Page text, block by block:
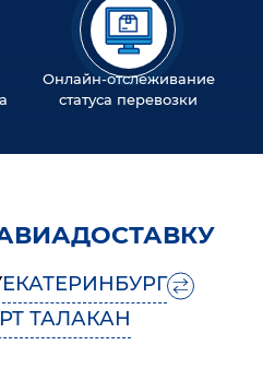
Онлайн-отслеживание
статуса перевозки
ЕКАТЕРИНБУРГ
ТАЛАКАН